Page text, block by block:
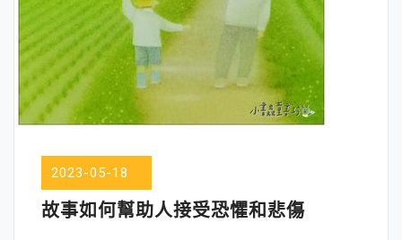
2023-05-18
故事如何幫助人接受恐懼和悲傷